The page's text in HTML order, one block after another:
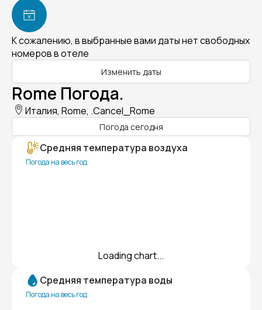
К сожалению, в выбранные вами даты нет свободных
номеров в отеле
Изменить даты
Rome Погода.
Италия, Rome, .Cancel_Rome
Погода сегодня
Средняя температура воздуха
Погода на весь год
Loading chart...
Средняя температура воды
Погода на весь год